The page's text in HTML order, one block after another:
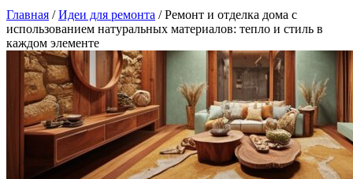
Главная / Идеи для ремонта / Ремонт и отделка дома с
использованием натуральных материалов: тепло и стиль в
каждом элементе